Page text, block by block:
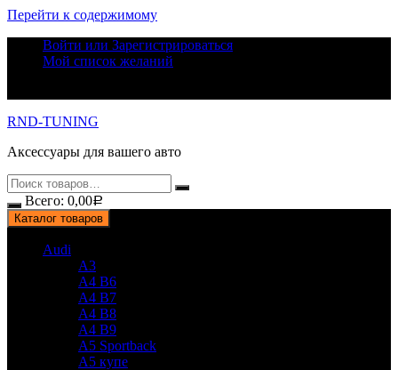
Перейти к содержимому
Войти или Зарегистрироваться
Мой список желаний
RND-TUNING
Аксессуары для вашего авто
Всего: 0,00Р
Каталог товаров
Audi
A3
A4 B6
A4 B7
A4 B8
A4 B9
A5 Sportback
A5 купе